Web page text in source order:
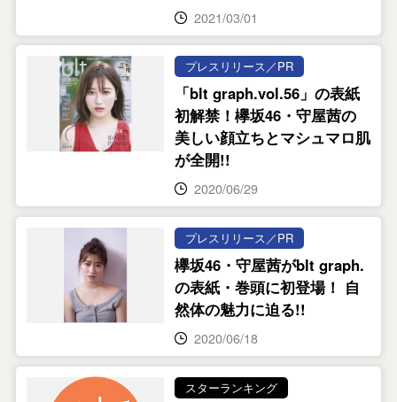
2021/03/01
プレスリリース／PR
「blt graph.vol.56」の表紙
初解禁！欅坂46・守屋茜の
美しい顔立ちとマシュマロ肌
が全開!!
2020/06/29
プレスリリース／PR
欅坂46・守屋茜がblt graph.
の表紙・巻頭に初登場！ 自
然体の魅力に迫る!!
2020/06/18
スターランキング